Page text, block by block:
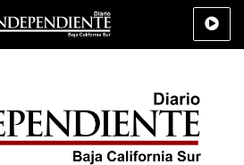
Policiaca Deportes Cultura